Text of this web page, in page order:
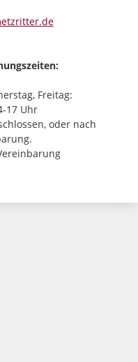
Freitag:
17 Uhr
oder nach